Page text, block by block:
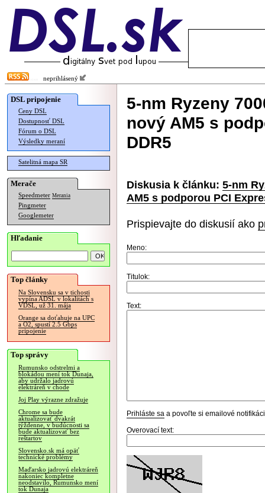
neprihlásený
DSL pripojenie
Ceny DSL
Dostupnosť DSL
Fórum o DSL
Výsledky meraní
Satelitná mapa SR
Merače
Speedmeter Merania
Pingmeter
Googlemeter
Hľadanie
Top články
Na Slovensku sa v tichosti
vypína ADSL v lokalitách s
VDSL, už 31. mája
Orange sa doťahuje na UPC
a O2, spustí 2.5 Gbps
pripojenie
Top správy
Rumunsko odstrelmi a
blokádou mení tok Dunaja,
aby udržalo jadrovú
elektráreň v chode
Joj Play výrazne zdražuje
Chrome sa bude
aktualizovať dvakrát
týždenne, v budúcnosti sa
bude aktualizovať bez
reštartov
Slovensko.sk má opäť
technické problémy
Maďarsko jadrovú elektráreň
nakoniec kompletne
neodstavilo, Rumunsko mení
tok Dunaja
5-nm Ryzeny
nový AM5 s
DDR5
Diskusia k článku: 5-nm
AM5 s podporou PCI
Prispievajte do diskusií ako
Meno:
Titulok:
Text:
Prihláste sa a povoľte si emailové
Overovací text: